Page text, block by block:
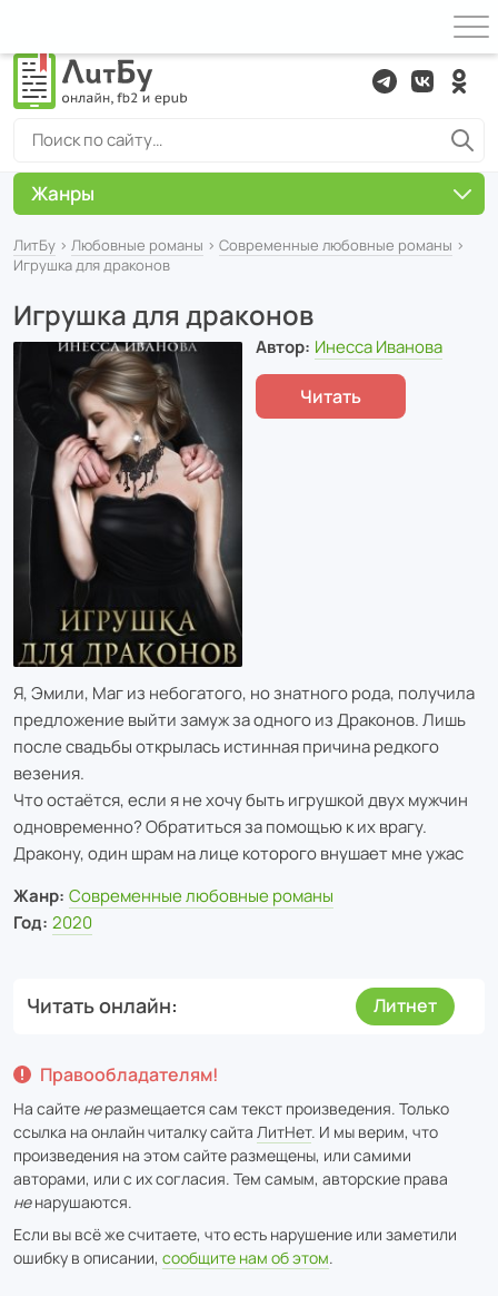
ЛитБу › Любовные романы › Современные любовные романы ›
Игрушка для драконов
Игрушка для драконов
Автор: Инесса Иванова
Читать
Я, Эмили, Маг из небогатого, но знатного рода, получила
предложение выйти замуж за одного из Драконов. Лишь
после свадьбы открылась истинная причина редкого
везения.
Что остаётся, если я не хочу быть игрушкой двух мужчин
одновременно? Обратиться за помощью к их врагу.
Дракону, один шрам на лице которого внушает мне ужас
Жанр: Современные любовные романы
Год: 2020
Читать онлайн Литнет
Правообладателям!
На сайте неразмещается сам текст произведения. Только
ссылка на онлайн читалку сайта ЛитНет. И мы верим, что
произведения на этом сайте размещены, или самими
авторами, или с их согласия. Тем самым, авторские права
ненарушаются.
Если вы всё же считаете, что есть нарушение или заметили
ошибку в описании, сообщите нам об этом.
Жанры